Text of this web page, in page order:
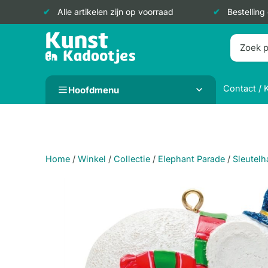
Alle artikelen zijn op voorraad
Doorgaan
Hoofdmenu Contact /
Home / Winkel / Collectie / Elephant Parade /